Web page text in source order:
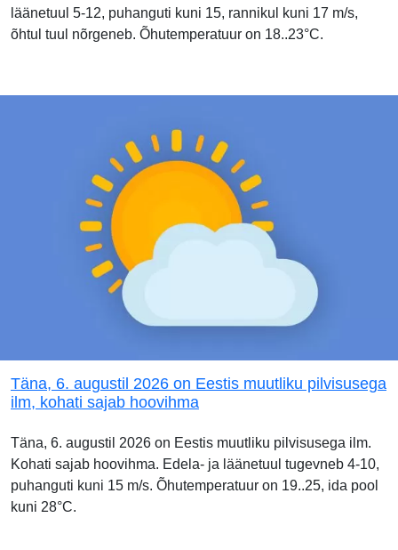
läänetuul 5-12, puhanguti kuni 15, rannikul kuni 17 m/s,
õhtul tuul nõrgeneb. Õhutemperatuur on 18..23°C.
Täna, 6. augustil 2026 on Eestis muutliku pilvisusega
ilm, kohati sajab hoovihma
Täna, 6. augustil 2026 on Eestis muutliku pilvisusega ilm.
Kohati sajab hoovihma. Edela- ja läänetuul tugevneb 4-10,
puhanguti kuni 15 m/s. Õhutemperatuur on 19..25, ida pool
kuni 28°C.